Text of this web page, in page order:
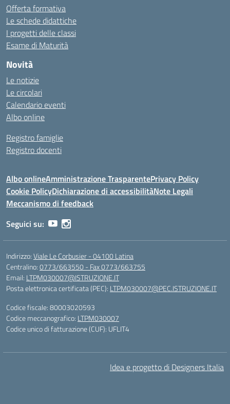
Offerta formativa
Le schede didattiche
I progetti delle classi
Esame di Maturità
Novità
Le notizie
Le circolari
Calendario eventi
Albo online
Registro famiglie
Registro docenti
Albo onlineAmministrazione TrasparentePrivacy Policy
Cookie PolicyDichiarazione di accessibilitàNote Legali
Meccanismo di feedback
Seguici su:
Indirizzo:Viale Le Corbusier - 04100 Latina
Centralino:0773/663550 - Fax 0773/663755
Email: LTPM030007@ISTRUZIONE.IT
Posta elettronica certificata (PEC): LTPM030007@PEC.ISTRUZIONE.IT
Codice fiscale: 80003020593
Codice meccanografico: LTPM030007
Codice unico di fatturazione (CUF): UFLIT4
Idea e progetto di Designers Italia